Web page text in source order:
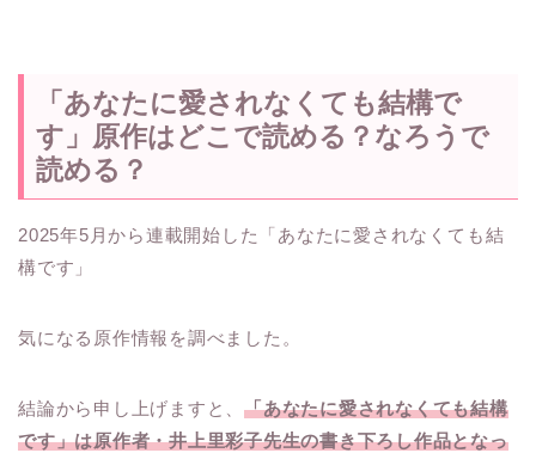
「あなたに愛されなくても結構で
す」原作はどこで読める？なろうで
読める？
2025年5月から連載開始した「あなたに愛されなくても結
構です」
気になる原作情報を調べました。
結論から申し上げますと、「あなたに愛されなくても結構
です」は原作者・井上里彩子先生の書き下ろし作品となっ